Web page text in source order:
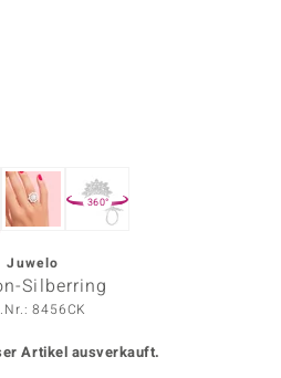
360°
Juwelo
Silberring
8456CK
Artikel ausverkauft.